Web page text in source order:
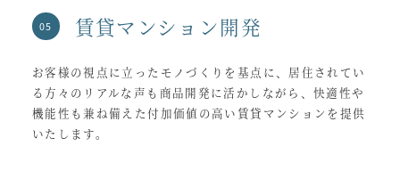
賃貸マンション開発
お客様の視点に立ったモノづくりを基点に、居住されてい
る方々のリアルな声も商品開発に活かしながら、快適性や
機能性も兼ね備えた付加価値の高い賃貸マンションを提供
いたします。